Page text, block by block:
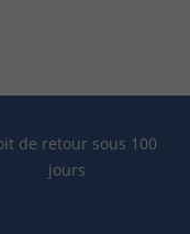
de retour sous 100
jours